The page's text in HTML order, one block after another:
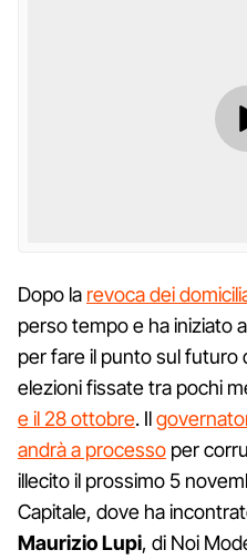
Dopo la revoca dei
perso tempo e ha iniziato a
per fare il punto sul futuro
elezioni fissate tra pochi
e il 28 ottobre. Il
andrà a processo per
illecito il prossimo 5
Capitale, dove ha
Maurizio Lupi, di Noi